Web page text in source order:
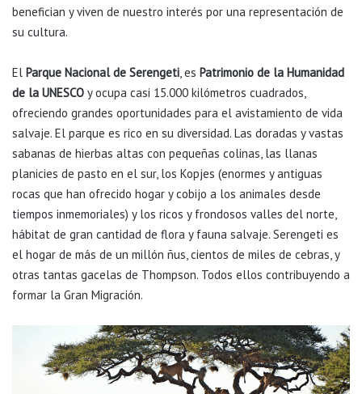
benefician y viven de nuestro interés por una representación de
su cultura.
El Parque Nacional de Serengeti , es Patrimonio de la Humanidad
de la UNESCO y ocupa casi 15.000 kilómetros cuadrados,
ofreciendo grandes oportunidades para el avistamiento de vida
salvaje. El parque es rico en su diversidad. Las doradas y vastas
sabanas de hierbas altas con pequeñas colinas, las llanas
planicies de pasto en el sur, los Kopjes (enormes y antiguas
rocas que han ofrecido hogar y cobijo a los animales desde
tiempos inmemoriales) y los ricos y frondosos valles del norte,
hábitat de gran cantidad de flora y fauna salvaje. Serengeti es
el hogar de más de un millón ñus, cientos de miles de cebras, y
otras tantas gacelas de Thompson. Todos ellos contribuyendo a
formar la Gran Migración.